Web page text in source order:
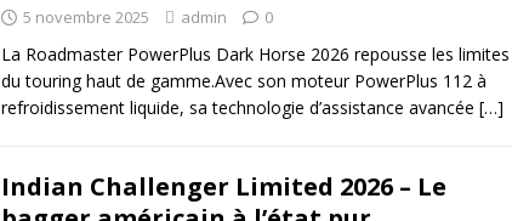
5 novembre 2025 admin 0
La Roadmaster PowerPlus Dark Horse 2026 repousse les limites
du touring haut de gamme.Avec son moteur PowerPlus 112 à
refroidissement liquide, sa technologie d’assistance avancée […]
Indian Challenger Limited 2026 – Le